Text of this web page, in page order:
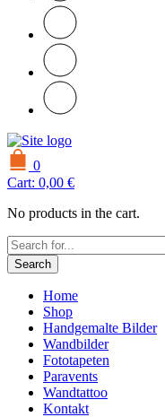
0
Cart: 0,00 €
No products in the cart.
Search
Home
Shop
Handgemalte Bilder
Wandbilder
Fototapeten
Paravents
Wandtattoo
Kontakt